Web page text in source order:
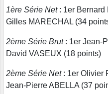
1ère Série Net: 1er Bernard
Gilles MARECHAL (34
2ème Série Brut: 1er Jean-
David VASEUX (18 points)
2ème Série Net: 1er Olivier
Jean-Pierre ABELLA (37